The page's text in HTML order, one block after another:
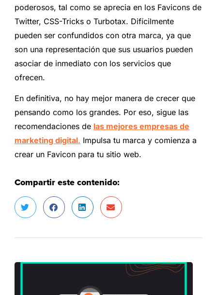
poderosos, tal como se aprecia en los Favicons de
Twitter, CSS-Tricks o Turbotax. Difícilmente
pueden ser confundidos con otra marca, ya que
son una representación que sus usuarios pueden
asociar de inmediato con los servicios que
ofrecen.
En definitiva, no hay mejor manera de crecer que
pensando como los grandes. Por eso, sigue las
recomendaciones de las mejores empresas de
marketing digital. Impulsa tu marca y comienza a
crear un Favicon para tu sitio web.
Compartir este contenido: